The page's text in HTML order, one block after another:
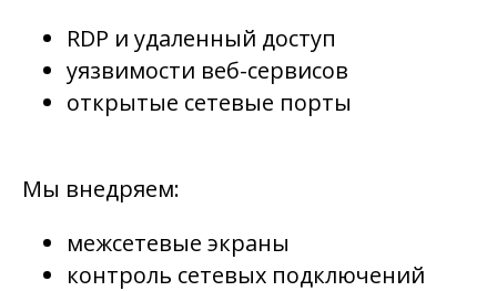
RDP и удаленный доступ
уязвимости веб-сервисов
открытые сетевые порты
Мы внедряем:
межсетевые экраны
контроль сетевых подключений